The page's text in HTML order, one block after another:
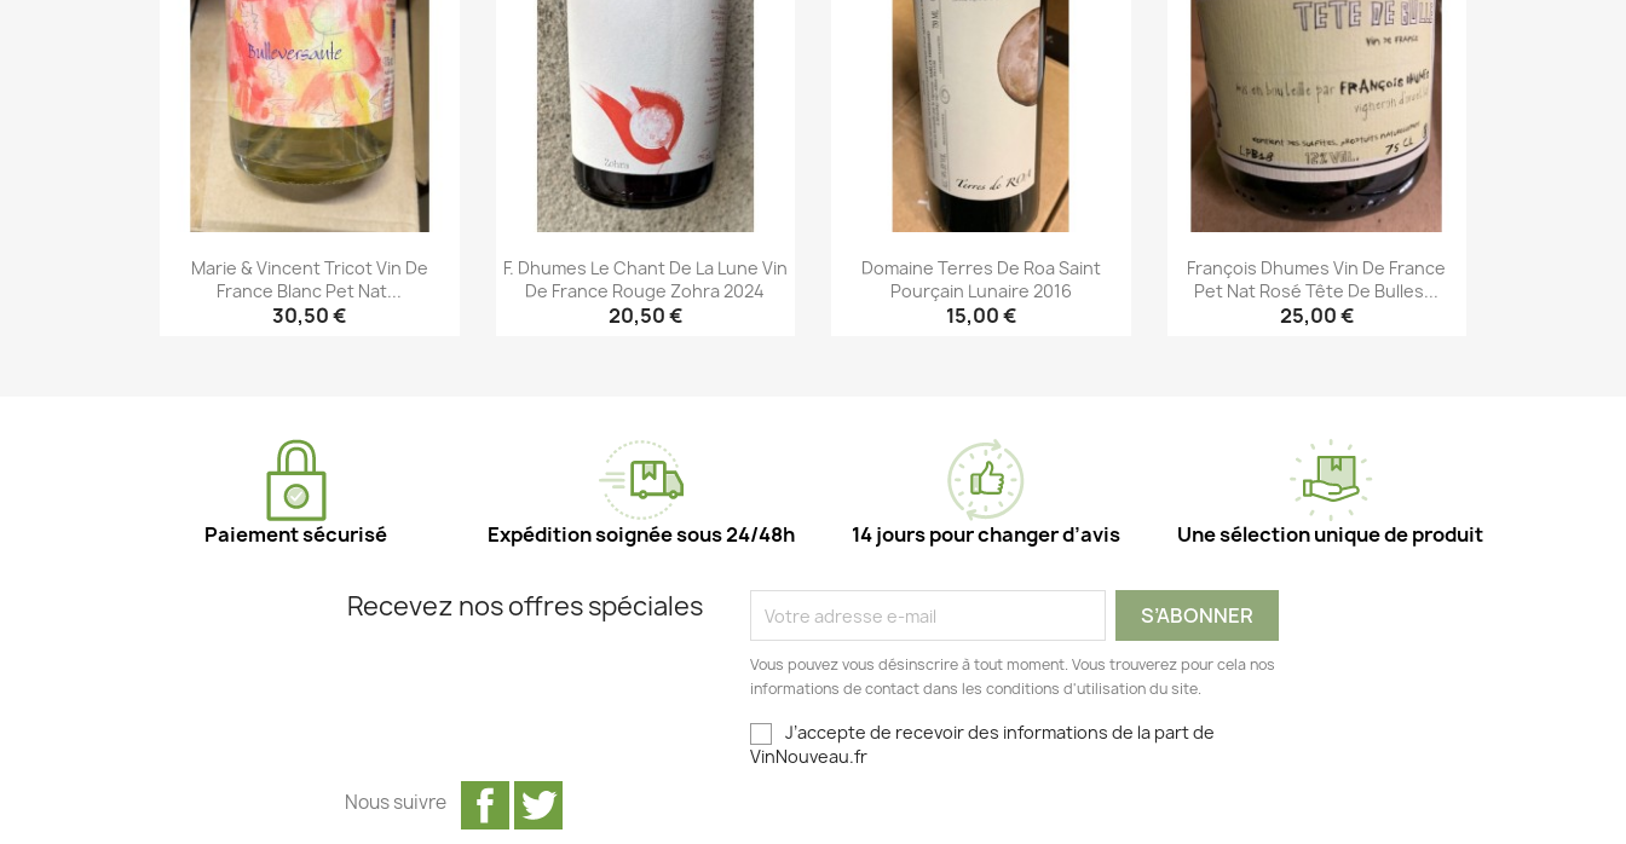
Marie & Vincent Tricot Vin De
France Blanc Pet Nat...
30,50 €
F. Dhumes Le Chant De La Lune Vin
De France Rouge Zohra 2024
20,50 €
Domaine Terres De Roa Saint
Pourçain Lunaire 2016
15,00 €
François Dhumes Vin De France
Pet Nat Rosé Tête De Bulles...
25,00 €
Paiement sécurisé Expédition soignée sous 24/48h 14 jours pour changer d’avis Une sélection unique de produit
Recevez nos offres spéciales
Vous pouvez vous désinscrire à tout moment. Vous trouverez pour cela nos
informations de contact dans les conditions d'utilisation du site.
J’accepte de recevoir des informations de la part de
VinNouveau.fr
Facebook
Nous suivre